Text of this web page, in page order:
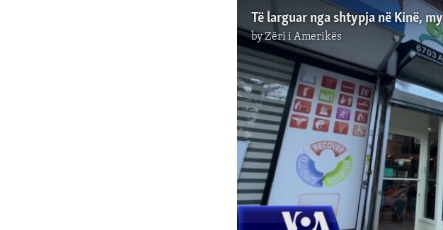
byZëri i Amerikës
No media